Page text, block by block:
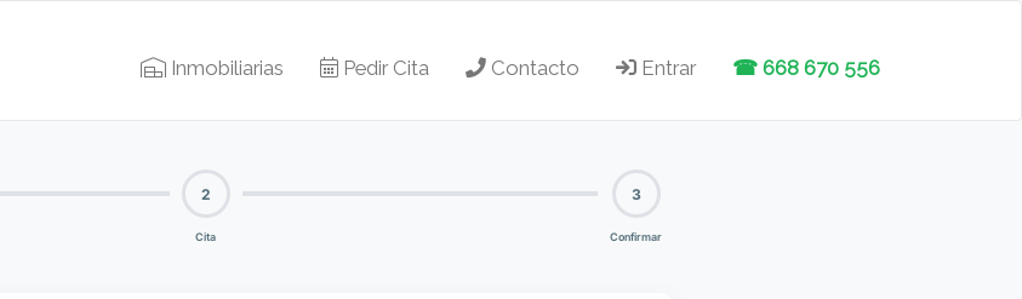
Inmobiliarias Pedir Cita Contacto Entrar ☎ 668 670 556
2
Cita
3
Confirmar